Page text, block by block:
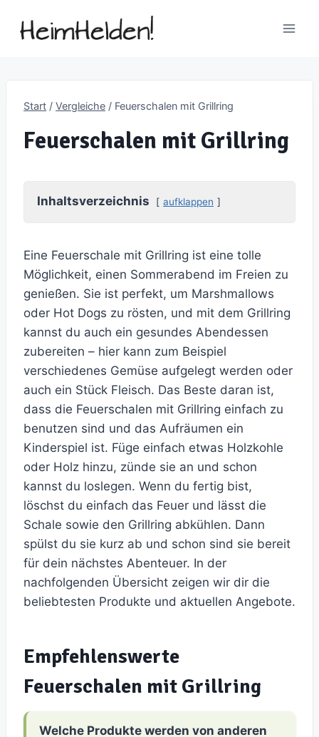
Inhalt
Start / Vergleiche / Feuerschalen mit Grillring
Feuerschalen mit Grillring
Inhaltsverzeichnis aufklappen
Eine Feuerschale mit Grillring ist eine tolle
Möglichkeit, einen Sommerabend im Freien zu
genießen. Sie ist perfekt, um Marshmallows
oder Hot Dogs zu rösten, und mit dem Grillring
kannst du auch ein gesundes Abendessen
zubereiten – hier kann zum Beispiel
verschiedenes Gemüse aufgelegt werden oder
auch ein Stück Fleisch. Das Beste daran ist,
dass die Feuerschalen mit Grillring einfach zu
benutzen sind und das Aufräumen ein
Kinderspiel ist. Füge einfach etwas Holzkohle
oder Holz hinzu, zünde sie an und schon
kannst du loslegen. Wenn du fertig bist,
löschst du einfach das Feuer und lässt die
Schale sowie den Grillring abkühlen. Dann
spülst du sie kurz ab und schon sind sie bereit
für dein nächstes Abenteuer. In der
nachfolgenden Übersicht zeigen wir dir die
beliebtesten Produkte und aktuellen Angebote.
Empfehlenswerte
Feuerschalen mit Grillring
Welche Produkte werden von anderen